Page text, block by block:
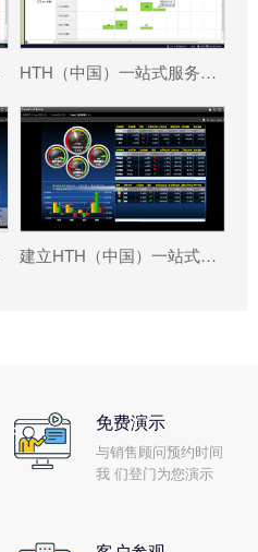
HTH（中国）一站式服务平台能解决哪些管理问题?
建立HTH（中国）一站式服务平台HTH平台的好处有哪些?
免费演示
与销售顾问预约时间
我 们登门为您演示